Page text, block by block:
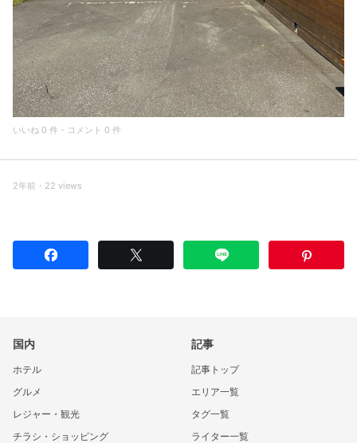
いいね 0 件・コメント 0 件
2年前・22 views
国内
ホテル
グルメ
レジャー・観光
チラシ・ショッピング
記事
記事トップ
エリア一覧
タグ一覧
ライター一覧